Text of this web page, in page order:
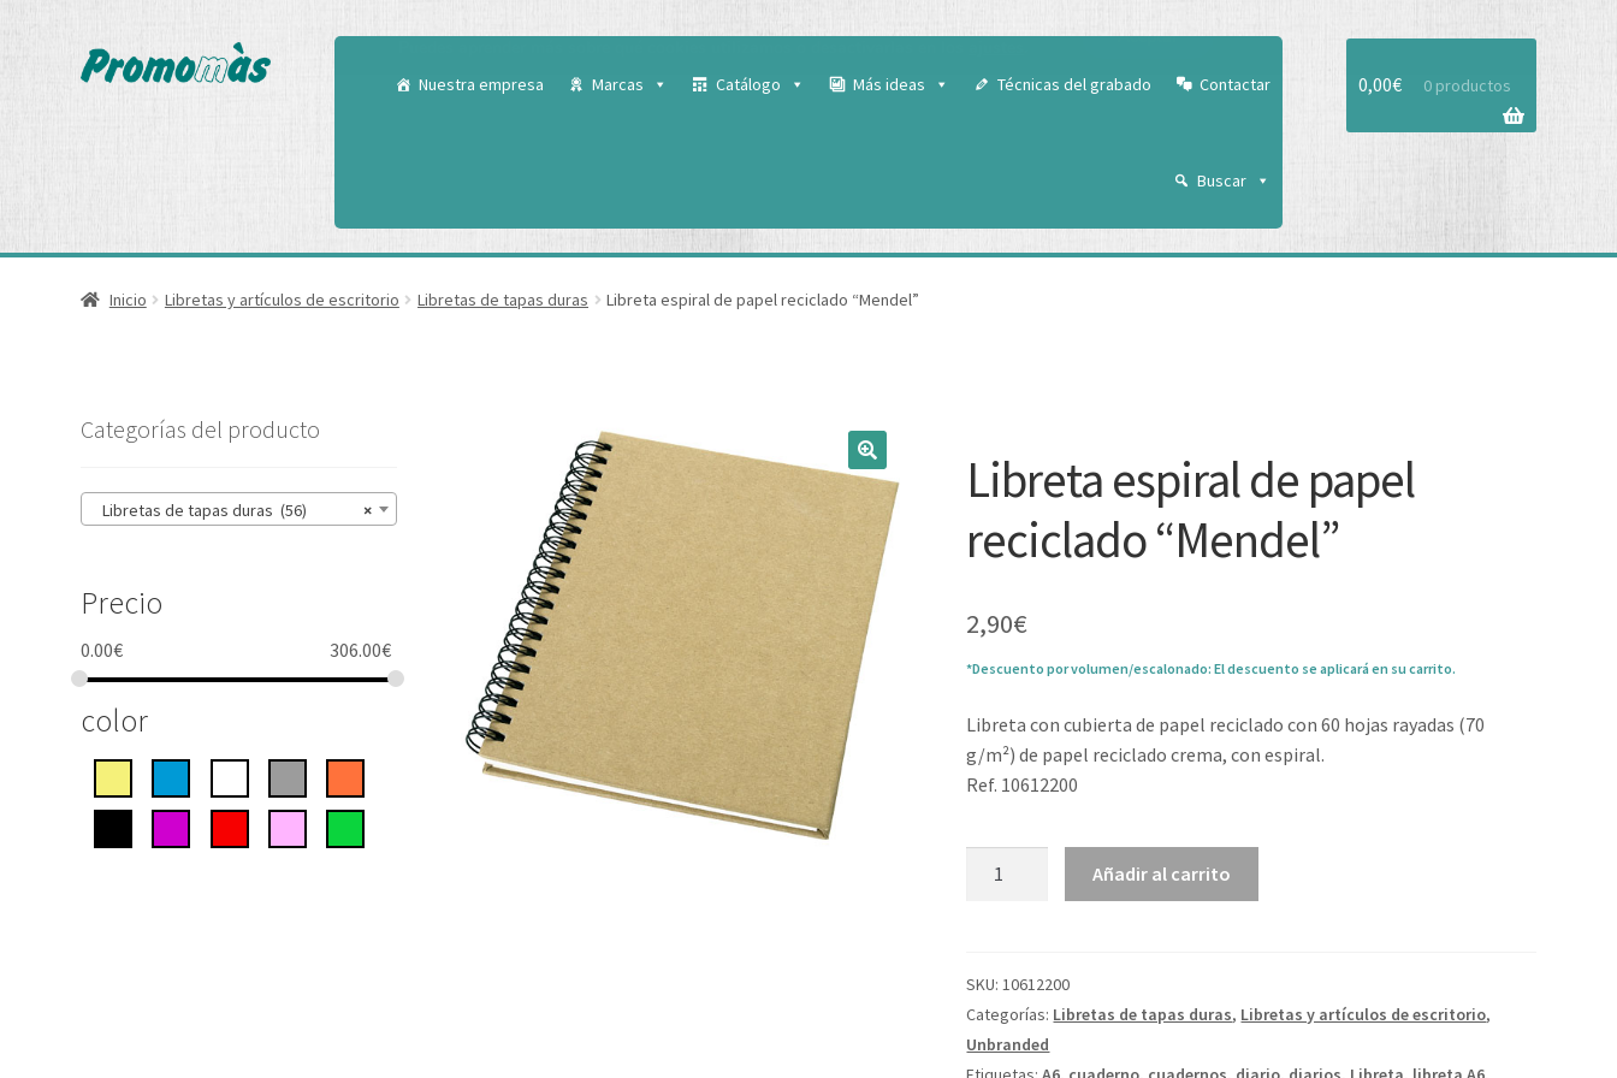
Nuestra empresa Marcas Catálogo Más ideas Técnicas del grabado Contactar
Buscar
0,00€ 0 productos
Inicio Libretas y artículos de escritorio Libretas de tapas duras Libreta espiral de papel reciclado “Mendel”
Libreta espiral de papel
reciclado “Mendel”
2,90€
*Descuento por volumen/escalonado: El descuento se aplicará en su carrito.
Libreta con cubierta de papel reciclado con 60 hojas rayadas (70
g/m²) de papel reciclado crema, con espiral.
Ref. 10612200
reciclado
"Mendel"
cantidad
Añadir al carrito
SKU:10612200
Categorías: Libretas de tapas duras, Libretas y artículos de escritorio,
Unbranded
Categorías del producto
×
Libretas de tapas duras (56)
Precio
0.00€ 306.00€
color
Aceptar